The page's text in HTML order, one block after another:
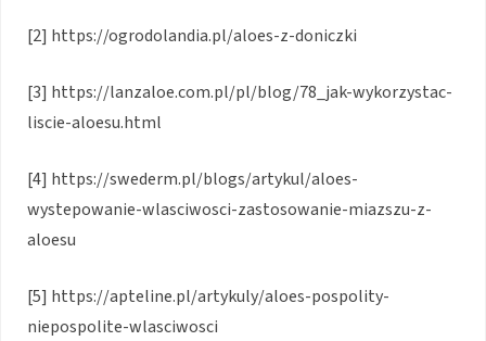
[2] https://ogrodolandia.pl/aloes-z-doniczki
[3] https://lanzaloe.com.pl/pl/blog/78_jak-wykorzystac-
liscie-aloesu.html
[4] https://swederm.pl/blogs/artykul/aloes-
wystepowanie-wlasciwosci-zastosowanie-miazszu-z-
aloesu
[5] https://apteline.pl/artykuly/aloes-pospolity-
niepospolite-wlasciwosci